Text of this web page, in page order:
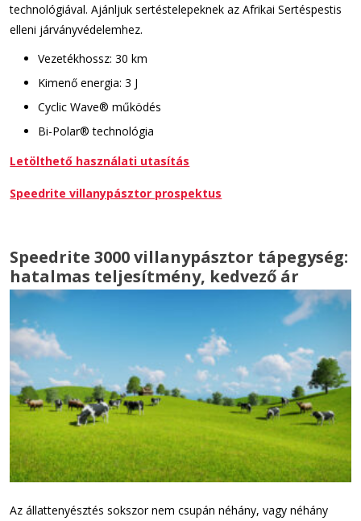
technológiával. Ajánljuk sertéstelepeknek az Afrikai Sertéspestis
elleni járványvédelemhez.
Vezetékhossz: 30 km
Kimenő energia: 3 J
Cyclic Wave® működés
Bi-Polar® technológia
Letölthető használati utasítás
Speedrite villanypásztor prospektus
Speedrite 3000 villanypásztor tápegység:
hatalmas teljesítmény, kedvező ár
Az állattenyésztés sokszor nem csupán néhány, vagy néhány